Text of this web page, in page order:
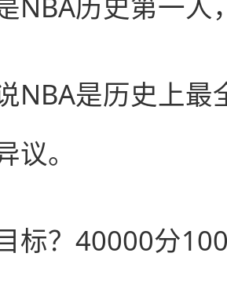
NBA是历史上
。
标？40000分